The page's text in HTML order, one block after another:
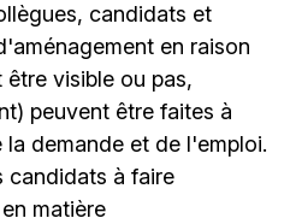
candidats et
en raison
visible ou pas,
peuvent être faites à
demande et de l'emploi.
candidats à faire
matière